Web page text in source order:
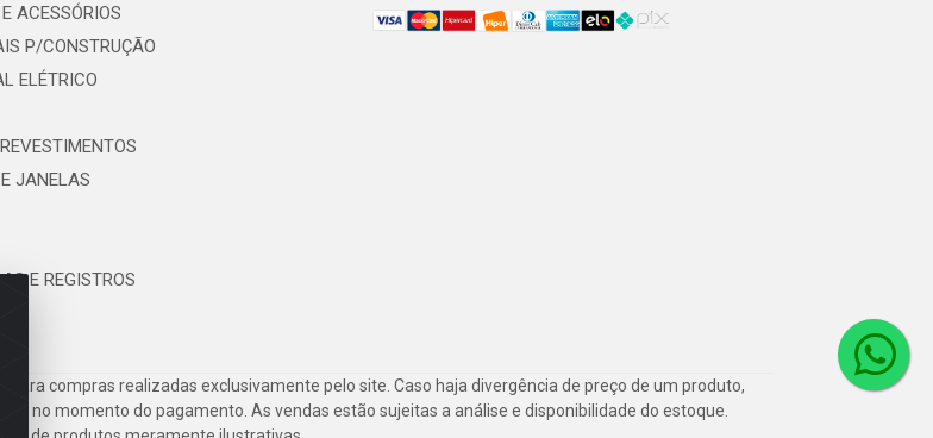
ACESSÓRIOS
P/CONSTRUÇÃO
ELÉTRICO
JANELAS
E REGISTROS
compras realizadas exclusivamente pelo site. Caso haja divergência de preço de um produto,
no momento do pagamento. As vendas estão sujeitas a análise e disponibilidade do estoque.